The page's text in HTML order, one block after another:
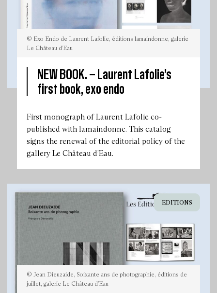
©
Laurent
Lafolie,
éditions
lamaindonne,
Château
© Exo Endo de Laurent Lafolie, éditions lamaindonne, galerie
Le Château d’Eau
NEW BOOK. –Laurent Lafolie’s
first book, exo endo
First monograph of Laurent Lafolie co-
published with lamaindonne. This catalog
signs the renewal of the editorial policy of the
gallery Le Château d’Eau.
EDITIONS
© Jean Dieuzaide, Soixante ans de photographie, éditions de
juillet, galerie Le Château d’Eau